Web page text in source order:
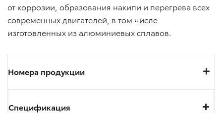
от коррозии, образования накипи и перегрева всех
современных двигателей, в том числе
изготовленных из алюминиевых сплавов.
Номера продукции
Спецификация